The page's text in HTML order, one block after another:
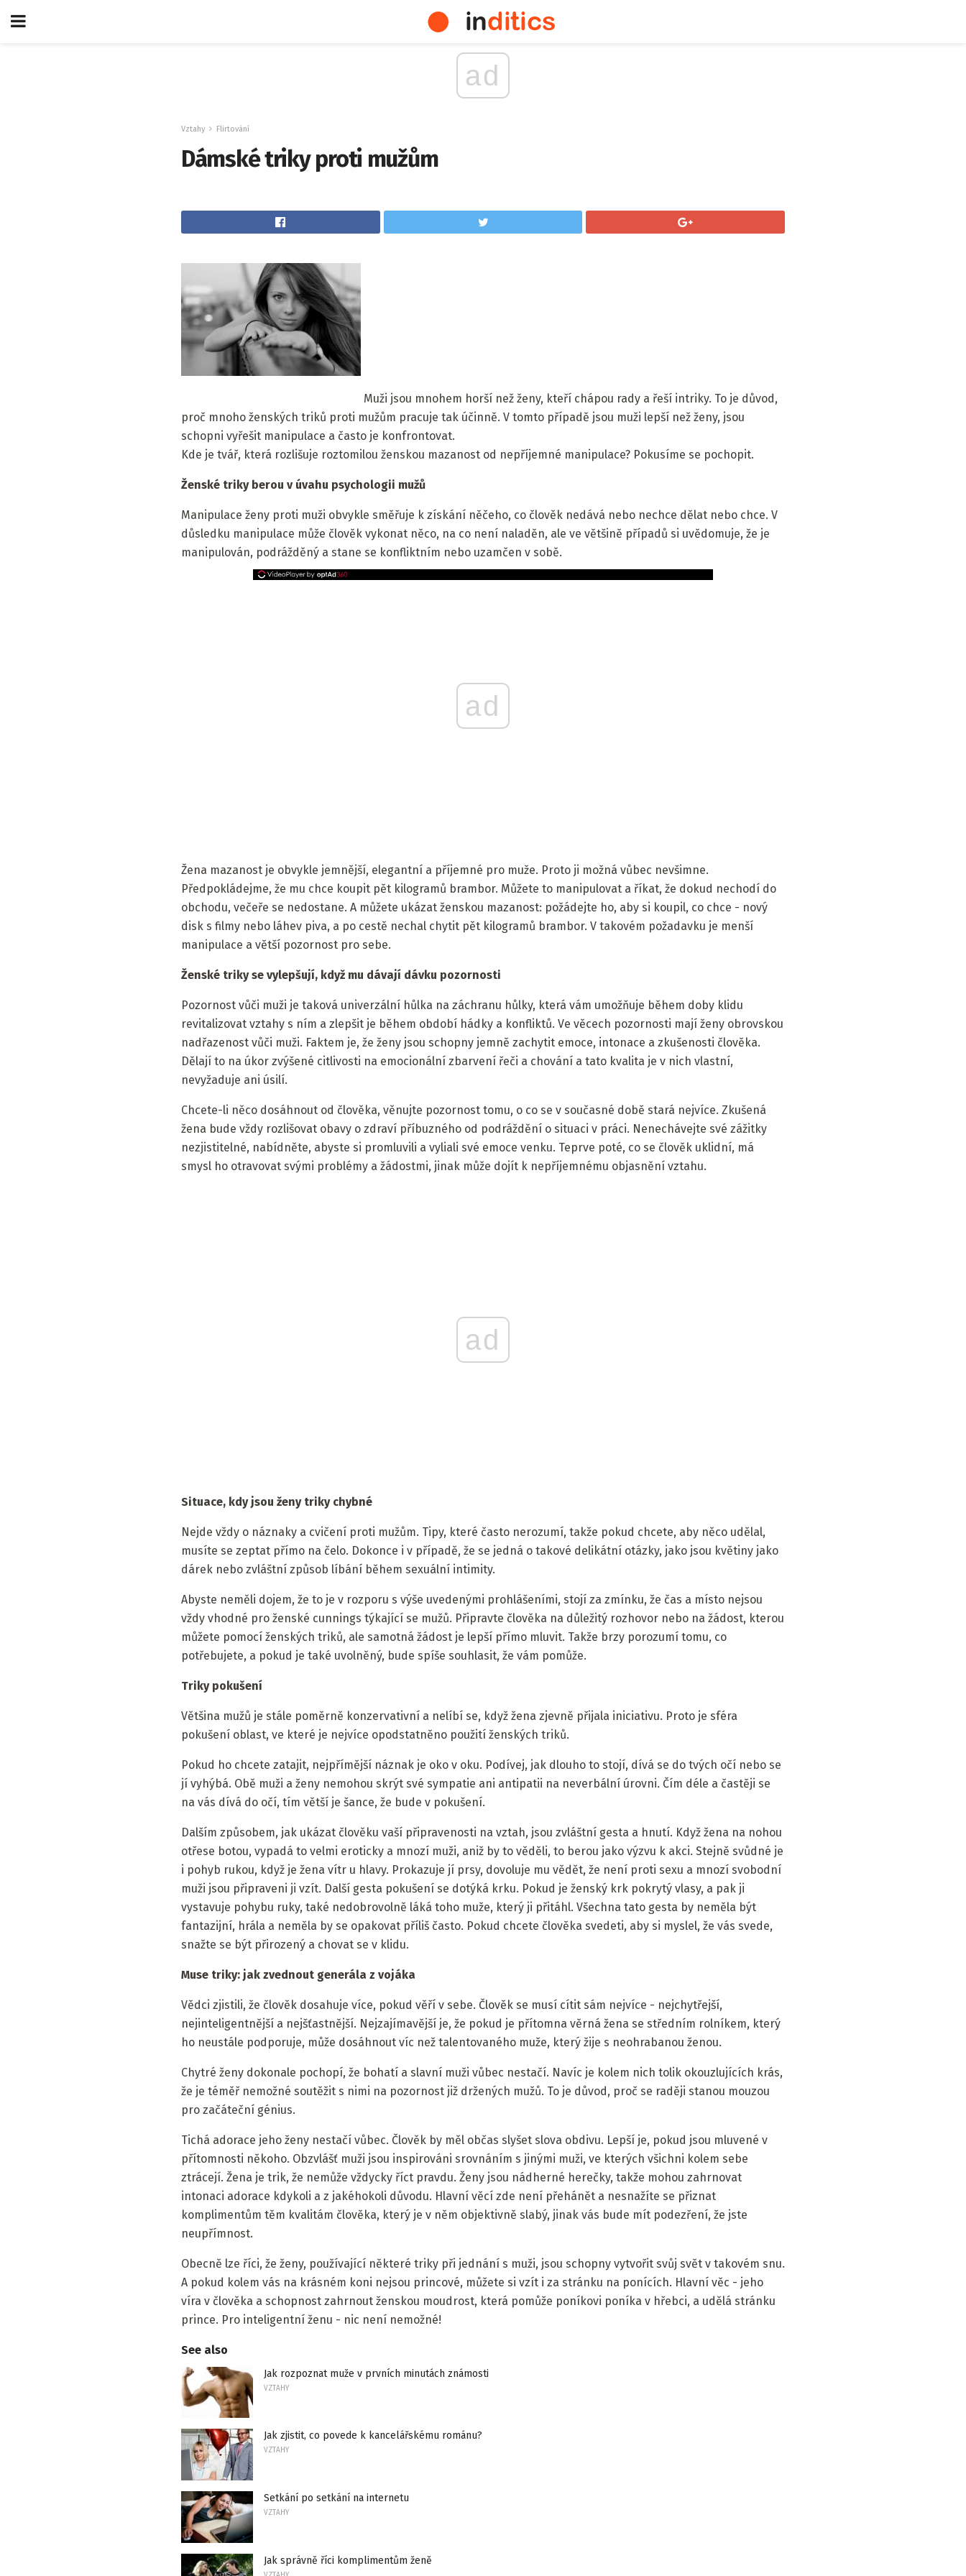
ad
Vztahy Flirtování
Dámské triky proti mužům
Muži jsou mnohem horší než ženy, kteří chápou rady a řeší intriky. To je důvod,
proč mnoho ženských triků proti mužům pracuje tak účinně. V tomto případě jsou muži lepší než ženy, jsou
schopni vyřešit manipulace a často je konfrontovat.
Kde je tvář, která rozlišuje roztomilou ženskou mazanost od nepříjemné manipulace? Pokusíme se pochopit.
Ženské triky berou v úvahu psychologii mužů
Manipulace ženy proti muži obvykle směřuje k získání něčeho, co člověk nedává nebo nechce dělat nebo chce. V
důsledku manipulace může člověk vykonat něco, na co není naladěn, ale ve většině případů si uvědomuje, že je
manipulován, podrážděný a stane se konfliktním nebo uzamčen v sobě.
ad
Žena mazanost je obvykle jemnější, elegantní a příjemné pro muže. Proto ji možná vůbec nevšimne.
Předpokládejme, že mu chce koupit pět kilogramů brambor. Můžete to manipulovat a říkat, že dokud nechodí do
obchodu, večeře se nedostane. A můžete ukázat ženskou mazanost: požádejte ho, aby si koupil, co chce - nový
disk s filmy nebo láhev piva, a po cestě nechal chytit pět kilogramů brambor. V takovém požadavku je menší
manipulace a větší pozornost pro sebe.
Ženské triky se vylepšují, když mu dávají dávku pozornosti
Pozornost vůči muži je taková univerzální hůlka na záchranu hůlky, která vám umožňuje během doby klidu
revitalizovat vztahy s ním a zlepšit je během období hádky a konfliktů. Ve věcech pozornosti mají ženy obrovskou
nadřazenost vůči muži. Faktem je, že ženy jsou schopny jemně zachytit emoce, intonace a zkušenosti člověka.
Dělají to na úkor zvýšené citlivosti na emocionální zbarvení řeči a chování a tato kvalita je v nich vlastní,
nevyžaduje ani úsilí.
Chcete-li něco dosáhnout od člověka, věnujte pozornost tomu, o co se v současné době stará nejvíce. Zkušená
žena bude vždy rozlišovat obavy o zdraví příbuzného od podráždění o situaci v práci. Nenechávejte své zážitky
nezjistitelné, nabídněte, abyste si promluvili a vyliali své emoce venku. Teprve poté, co se člověk uklidní, má
smysl ho otravovat svými problémy a žádostmi, jinak může dojít k nepříjemnému objasnění vztahu.
ad
Situace, kdy jsou ženy triky chybné
Nejde vždy o náznaky a cvičení proti mužům. Tipy, které často nerozumí, takže pokud chcete, aby něco udělal,
musíte se zeptat přímo na čelo. Dokonce i v případě, že se jedná o takové delikátní otázky, jako jsou květiny jako
dárek nebo zvláštní způsob líbání během sexuální intimity.
Abyste neměli dojem, že to je v rozporu s výše uvedenými prohlášeními, stojí za zmínku, že čas a místo nejsou
vždy vhodné pro ženské cunnings týkající se mužů. Připravte člověka na důležitý rozhovor nebo na žádost, kterou
můžete pomocí ženských triků, ale samotná žádost je lepší přímo mluvit. Takže brzy porozumí tomu, co
potřebujete, a pokud je také uvolněný, bude spíše souhlasit, že vám pomůže.
Triky pokušení
Většina mužů je stále poměrně konzervativní a nelíbí se, když žena zjevně přijala iniciativu. Proto je sféra
pokušení oblast, ve které je nejvíce opodstatněno použití ženských triků.
Pokud ho chcete zatajit, nejpřímější náznak je oko v oku. Podívej, jak dlouho to stojí, dívá se do tvých očí nebo se
jí vyhýbá. Obě muži a ženy nemohou skrýt své sympatie ani antipatii na neverbální úrovni. Čím déle a častěji se
na vás dívá do očí, tím větší je šance, že bude v pokušení.
Dalším způsobem, jak ukázat člověku vaší připravenosti na vztah, jsou zvláštní gesta a hnutí. Když žena na nohou
otřese botou, vypadá to velmi eroticky a mnozí muži, aniž by to věděli, to berou jako výzvu k akci. Stejně svůdné je
i pohyb rukou, když je žena vítr u hlavy. Prokazuje jí prsy, dovoluje mu vědět, že není proti sexu a mnozí svobodní
muži jsou připraveni ji vzít. Další gesta pokušení se dotýká krku. Pokud je ženský krk pokrytý vlasy, a pak ji
vystavuje pohybu ruky, také nedobrovolně láká toho muže, který ji přitáhl. Všechna tato gesta by neměla být
fantazijní, hrála a neměla by se opakovat příliš často. Pokud chcete člověka svedeti, aby si myslel, že vás svede,
snažte se být přirozený a chovat se v klidu.
Muse triky: jak zvednout generála z vojáka
Vědci zjistili, že člověk dosahuje více, pokud věří v sebe. Člověk se musí cítit sám nejvíce - nejchytřejší,
nejinteligentnější a nejšťastnější. Nejzajímavější je, že pokud je přítomna věrná žena se středním rolníkem, který
ho neustále podporuje, může dosáhnout víc než talentovaného muže, který žije s neohrabanou ženou.
Chytré ženy dokonale pochopí, že bohatí a slavní muži vůbec nestačí. Navíc je kolem nich tolik okouzlujících krás,
že je téměř nemožné soutěžit s nimi na pozornost již držených mužů. To je důvod, proč se raději stanou mouzou
pro začáteční génius.
Tichá adorace jeho ženy nestačí vůbec. Člověk by měl občas slyšet slova obdivu. Lepší je, pokud jsou mluvené v
přítomnosti někoho. Obzvlášť muži jsou inspirováni srovnáním s jinými muži, ve kterých všichni kolem sebe
ztrácejí. Žena je trik, že nemůže vždycky říct pravdu. Ženy jsou nádherné herečky, takže mohou zahrnovat
intonaci adorace kdykoli a z jakéhokoli důvodu. Hlavní věcí zde není přehánět a nesnažíte se přiznat
komplimentům těm kvalitám člověka, který je v něm objektivně slabý, jinak vás bude mít podezření, že jste
neupřímnost.
Obecně lze říci, že ženy, používající některé triky při jednání s muži, jsou schopny vytvořit svůj svět v takovém snu.
A pokud kolem vás na krásném koni nejsou princové, můžete si vzít i za stránku na ponících. Hlavní věc - jeho
víra v člověka a schopnost zahrnout ženskou moudrost, která pomůže poníkovi poníka v hřebci, a udělá stránku
prince. Pro inteligentní ženu - nic není nemožné!
See also
Jak rozpoznat muže v prvních minutách známosti
VZTAHY
Jak zjistit, co povede k kancelářskému románu?
VZTAHY
Setkání po setkání na internetu
VZTAHY
Jak správně říci komplimentům ženě